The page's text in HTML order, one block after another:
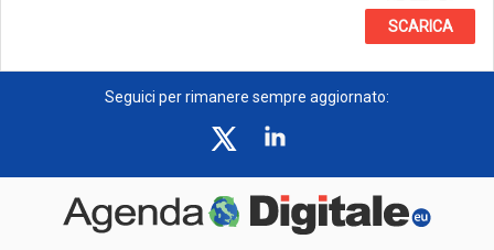
SCARICA
Seguici per rimanere sempre aggiornato: